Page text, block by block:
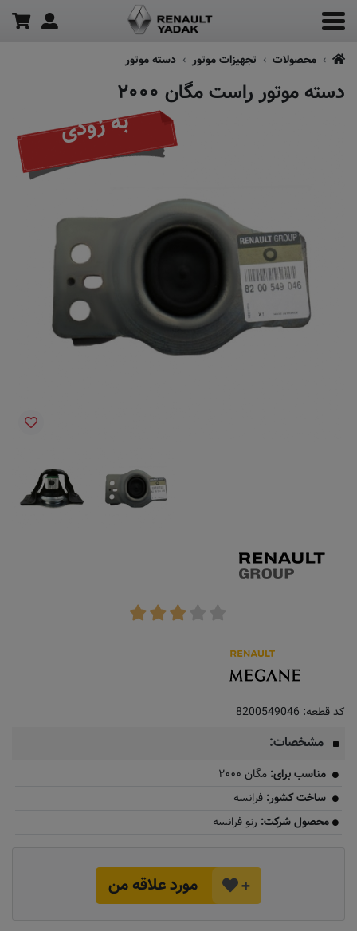
محصولات تجهیزات موتور دسته موتور
دسته موتور راست مگان ۲۰۰۰
به زودی
کد قطعه: 8200549046
مشخصات:
مناسب برای: مگان ۲۰۰۰
ساخت کشور: فرانسه
محصول شرکت: رنو فرانسه
+ مورد علاقه من